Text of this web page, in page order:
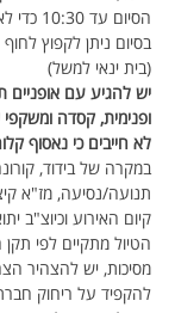
הסיום עד 10:30 כדי לא להיכנס לשיא החום.
בסיום ניתן לקפוץ
(בית ינאי למשל)
יש להגיע עם אופניים
ופנימית, קסדה
לא חייבים כי נאסוף
במקרה של בידוד,
תנועה/נסיעה, מז"א
קיום האירוע וכיוצ"ב
הטיול מתקיים לפי
מסיכות, יש להצהיר